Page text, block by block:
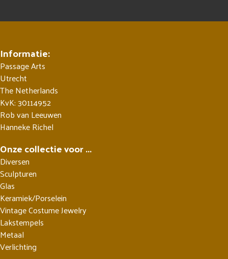
Informatie:
Passage Arts
Utrecht
The Netherlands
KvK: 30114952
Rob van Leeuwen
Hanneke Richel
Onze collectie voor ...
Diversen
Sculpturen
Glas
Keramiek/Porselein
Vintage Costume Jewelry
Lakstempels
Metaal
Verlichting